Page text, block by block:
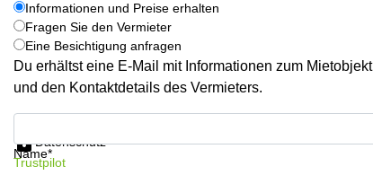
Informationen und Preise erhalten
Fragen Sie den Vermieter
Eine Besichtigung anfragen
Du erhältst eine E-Mail mit Informationen zum Mietobjekt
und den Kontaktdetails des Vermieters.
Name*
Datenschutz
Trustpilot